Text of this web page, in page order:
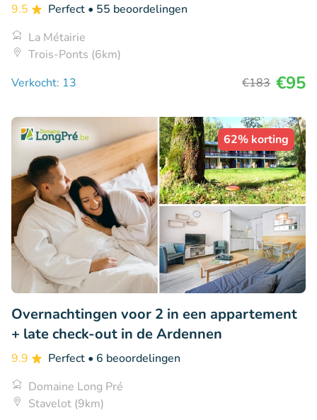
9.5 Perfect • 55 beoordelingen
La Métairie
Trois-Ponts (6km)
Verkocht: 13
€183 €95
62% korting
Overnachtingen voor 2 in een appartement
+ late check-out in de Ardennen
9.9 Perfect • 6 beoordelingen
Domaine Long Pré
Stavelot (9km)